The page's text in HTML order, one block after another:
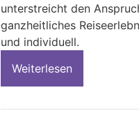
unterstreicht den
ganzheitliches
und individuell.
Weiterlesen